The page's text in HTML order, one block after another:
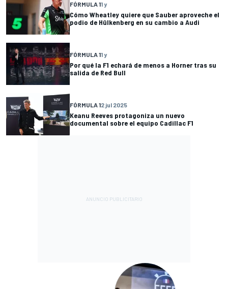
FÓRMULA 11 y
Cómo Wheatley quiere que Sauber aproveche el
podio de Hülkenberg en su cambio a Audi
FÓRMULA 11 y
Por qué la F1 echará de menos a Horner tras su
salida de Red Bull
FÓRMULA 12 jul 2025
Keanu Reeves protagoniza un nuevo
documental sobre el equipo Cadillac F1